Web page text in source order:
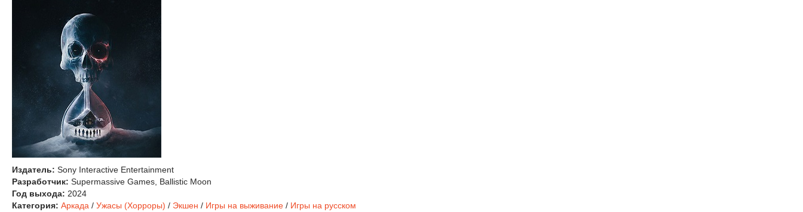
Издатель: Sony Interactive Entertainment
Разработчик: Supermassive Games, Ballistic Moon
Год выхода: 2024
Категория: Аркада / Ужасы (Хорроры) / Экшен / Игры на выживание / Игры на русском